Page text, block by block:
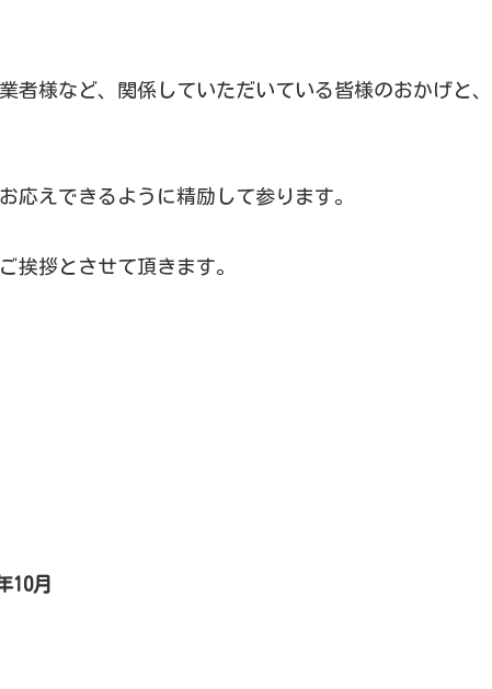
者様など、関係していただいている皆様のおかげと、
応えできるように精励して参ります。
挨拶とさせて頂きます。
10月